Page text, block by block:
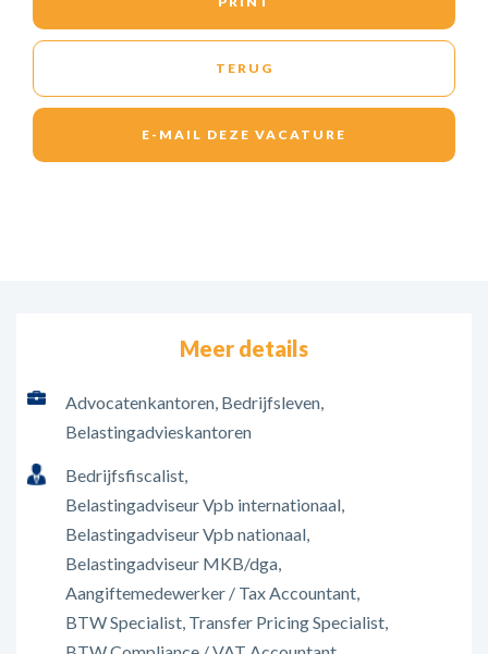
Meer details
Advocatenkantoren Bedrijfsleven
Belastingadvieskantoren
Bedrijfsfiscalist
Belastingadviseur Vpb internationaal
Belastingadviseur Vpb nationaal
Belastingadviseur MKB/dga
Aangiftemedewerker / Tax Accountant
BTW Specialist Transfer Pricing Specialist